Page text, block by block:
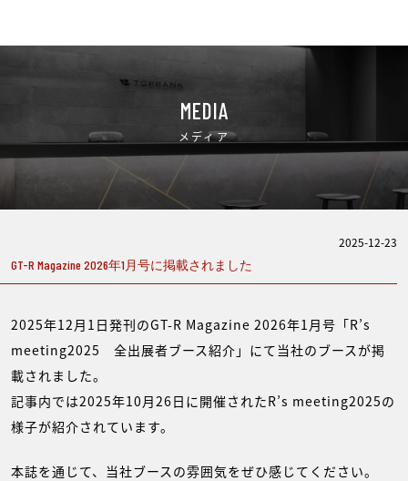
MEDIA
メディア
GT-R Magazine 2026年1月号に掲載されました
2025-12-23
2025年12月1日発刊のGT-R Magazine 2026年1月号「R’s
meeting2025 全出展者ブース紹介」にて当社のブースが掲
載されました。
記事内では2025年10月26日に開催されたR’s meeting2025の
様子が紹介されています。
本誌を通じて、当社ブースの雰囲気をぜひ感じてください。